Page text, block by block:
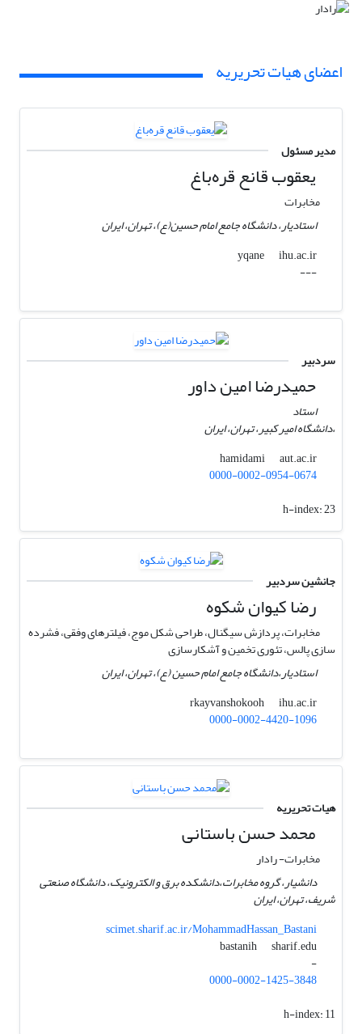
اعضای هیات تحریریه
مدیر مسئول
یعقوب قانع قره‌باغ
مخابرات
استادیار، دانشگاه جامع امام حسین(ع)، تهران، ایران
yqane
ihu.ac.ir
---
سردبیر
حمیدرضا امین داور
استاد
،دانشگاه امیر کبیر، تهران، ایران
hamidami
aut.ac.ir
0000-0002-0954-0674
h-index:23
جانشین سردبیر
رضا کیوان شکوه
مخابرات، پردازش سیگنال، طراحی شکل موج، فیلترهای وفقی، فشرده
سازی پالس، تئوری تخمین و آشکارسازی
استادیار،دانشگاه جامع امام حسین (ع)، تهران، ایران
rkayvanshokooh
ihu.ac.ir
0000-0002-4420-1096
هیات تحریریه
محمد حسن باستانی
مخابرات- رادار
دانشیار، گروه مخابرات،دانشکده برق و الکترونیک، دانشگاه صنعتی
شریف، تهران، ایران
scimet.sharif.ac.ir/MohammadHassan_Bastani
bastanih
sharif.edu
-
0000-0002-1425-3848
h-index:11